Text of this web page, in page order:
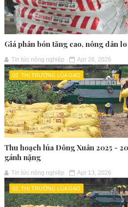
Giá phân bón tăng cao, nông dân
Tin tức nông nghiệp Apr 26, 2026
02. THỊ TRƯỜNG LÚA GẠO
Thu hoạch lúa Đông Xuân 2025 -
gánh nặng
Tin tức nông nghiệp Apr 13, 2026
02. THỊ TRƯỜNG LÚA GẠO